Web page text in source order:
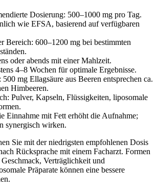
Dosierung: 500–1000 mg pro Tag.
wie EFSA, basierend auf verfügbaren
Bereich: 600–1200 mg bei bestimmten
oder abends mit einer Mahlzeit.
4–8 Wochen für optimale Ergebnisse.
mg Ellagsäure aus Beeren entsprechen ca.
Himbeeren.
Pulver, Kapseln, Flüssigkeiten, liposomale
Einnahme mit Fett erhöht die Aufnahme;
synergisch wirken.
Sie mit der niedrigsten empfohlenen Dosis
Rücksprache mit einem Facharzt. Formen
Verträglichkeit und
Präparate können eine bessere